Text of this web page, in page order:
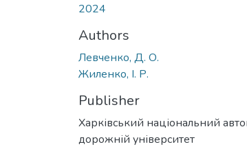
2024
Authors
Левченко, Д. О.
Жиленко, І. Р.
Publisher
Харківський національний
дорожній університет